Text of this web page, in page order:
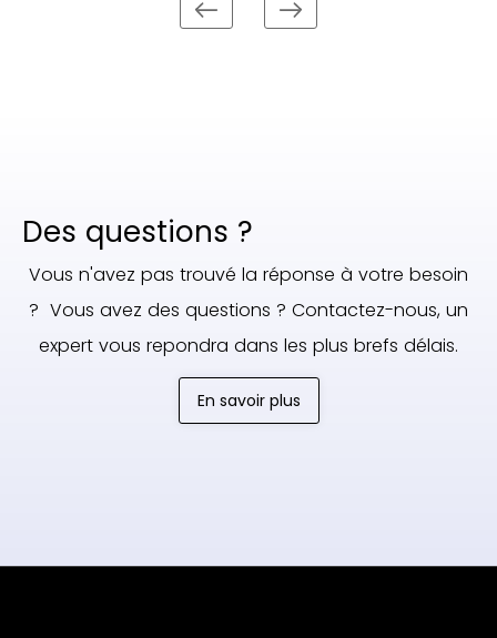
Des questions ?
Vous n'avez pas trouvé la réponse à votre besoin
? Vous avez des questions ? Contactez-nous, un
expert vous repondra dans les plus brefs délais.
En savoir plus